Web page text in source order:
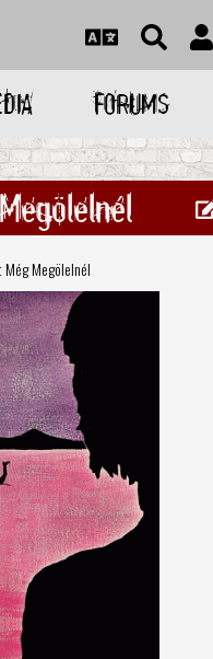
FORUMS
Megölelnél